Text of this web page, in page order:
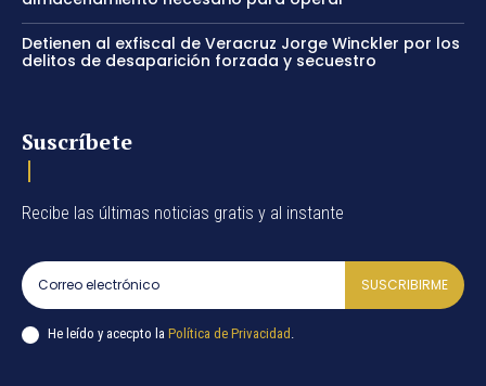
Detienen al exfiscal de Veracruz Jorge Winckler por los
delitos de desaparición forzada y secuestro
Suscríbete
Recibe las últimas noticias gratis y al instante
SUSCRIBIRME
He leído y acecpto la Política de Privacidad .